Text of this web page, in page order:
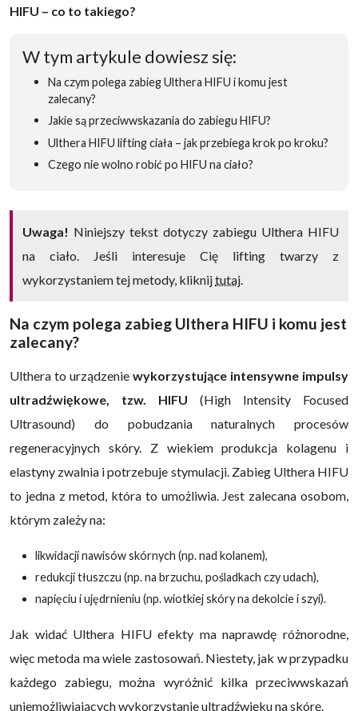
HIFU – co to takiego?
W tym artykule dowiesz się:
Na czym polega zabieg Ulthera HIFU i komu jest
zalecany?
Jakie są przeciwwskazania do zabiegu HIFU?
Ulthera HIFU lifting ciała – jak przebiega krok po kroku?
Czego nie wolno robić po HIFU na ciało?
Uwaga! Niniejszy tekst dotyczy zabiegu Ulthera HIFU
na ciało. Jeśli interesuje Cię lifting twarzy z
wykorzystaniem tej metody, kliknijtutaj
Na czym polega zabieg Ulthera HIFU i komu jest
zalecany?
Ulthera to urządzenie wykorzystujące intensywne impulsy
ultradźwiękowe, tzw. HIFU (High Intensity Focused
Ultrasound) do pobudzania naturalnych procesów
regeneracyjnych skóry. Z wiekiem produkcja kolagenu i
elastyny zwalnia i potrzebuje stymulacji. Zabieg Ulthera HIFU
to jedna z metod, która to umożliwia. Jest zalecana osobom,
którym zależy na:
likwidacji nawisów skórnych (np. nad kolanem),
redukcji tłuszczu (np. na brzuchu, pośladkach czy udach),
napięciu i ujędrnieniu (np. wiotkiej skóry na dekolcie i szyi).
Jak widać Ulthera HIFU efekty ma naprawdę różnorodne,
więc metoda ma wiele zastosowań. Niestety, jak w przypadku
każdego zabiegu, można wyróżnić kilka przeciwwskazań
uniemożliwiających wykorzystanie ultradźwięku na skórę.